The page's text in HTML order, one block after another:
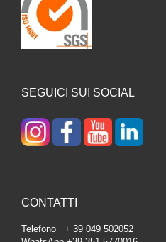
SEGUICI SUI SOCIAL
CONTATTI
Telefono + 39 049 502052